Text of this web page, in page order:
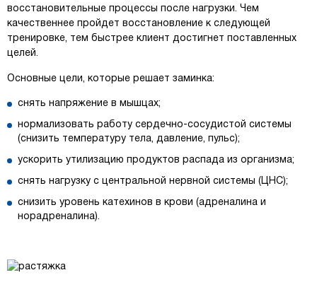
восстановительные процессы после нагрузки. Чем
качественнее пройдет восстановление к следующей
тренировке, тем быстрее клиент достигнет поставленных
целей.
Основные цели, которые решает заминка:
снять напряжение в мышцах;
нормализовать работу сердечно-сосудистой системы
(снизить температуру тела, давление, пульс);
ускорить утилизацию продуктов распада из организма;
снять нагрузку с центральной нервной системы (ЦНС);
снизить уровень катехинов в крови (адреналина и
норадреналина).